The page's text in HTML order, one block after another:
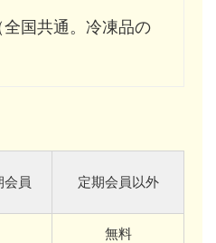
国共通。冷凍品の
会員 定期会員以外
無料